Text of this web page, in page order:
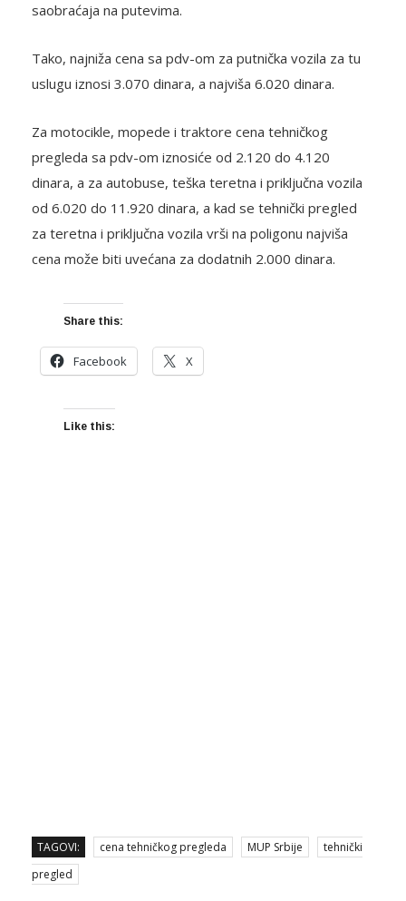
saobraćaja na putevima.
Tako, najniža cena sa pdv-om za putnička vozila za tu
uslugu iznosi 3.070 dinara, a najviša 6.020 dinara.
Za motocikle, mopede i traktore cena tehničkog
pregleda sa pdv-om iznosiće od 2.120 do 4.120
dinara, a za autobuse, teška teretna i priključna vozila
od 6.020 do 11.920 dinara, a kad se tehnički pregled
za teretna i priključna vozila vrši na poligonu najviša
cena može biti uvećana za dodatnih 2.000 dinara.
Share this:
Facebook X
Like this:
TAGOVI: cena tehničkog pregleda MUP Srbije
tehnički
pregled